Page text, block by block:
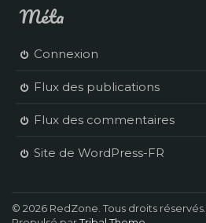
Méta
Connexion
Flux des publications
Flux des commentaires
Site de WordPress-FR
© 2026 RedZone. Tous droits réservés.